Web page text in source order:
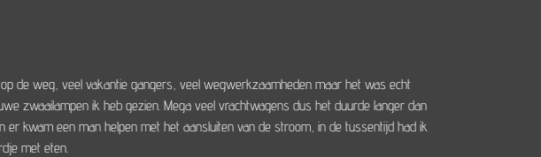
de weg, veel vakantie gangers, veel wegwerkzaamheden maar het was echt
zwaailampen ik heb gezien. Mega veel vrachtwagens dus het duurde langer dan
kwam een man helpen met het aansluiten van de stroom, in de tussentijd had ik
met eten.